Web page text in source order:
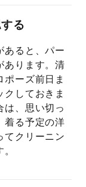
る
あると、パー
あります。清
ーズ前日ま
しておきま
は、思い切っ
着る予定の洋
てクリーニン